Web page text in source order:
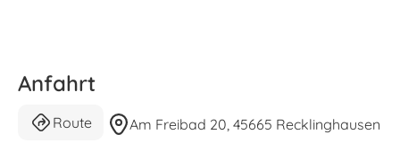
Anfahrt
Route Am Freibad 20, 45665 Recklinghausen